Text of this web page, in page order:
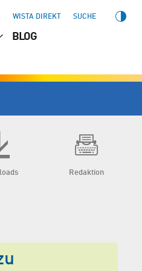
WISTA DIREKT SUCHE
BLOG
Redaktion